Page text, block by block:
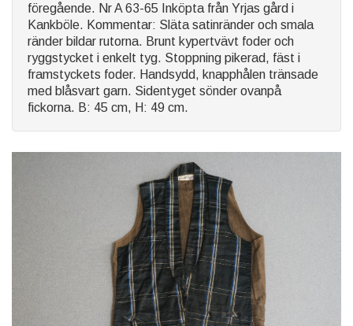
föregående. Nr A 63-65 Inköpta från Yrjas gård i
Kankböle. Kommentar: Släta satinränder och smala
ränder bildar rutorna. Brunt kypertvävt foder och
ryggstycket i enkelt tyg. Stoppning pikerad, fäst i
framstyckets foder. Handsydd, knapphålen tränsade
med blåsvart garn. Sidentyget sönder ovanpå
fickorna. B: 45 cm, H: 49 cm.